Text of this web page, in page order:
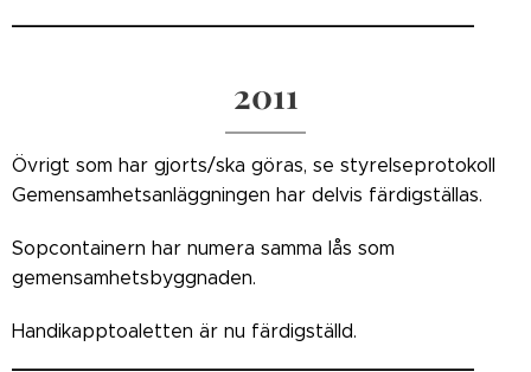
2011
Övrigt som har gjorts/ska göras, se styrelseprotokoll
Gemensamhetsanläggningen har delvis färdigställas.
Sopcontainern har numera samma lås som
gemensamhetsbyggnaden.
Handikapptoaletten är nu färdigställd.